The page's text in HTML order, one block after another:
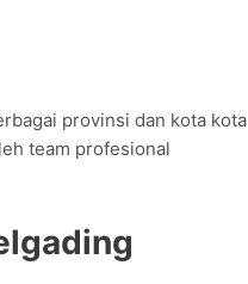
provinsi dan kota kota
team profesional